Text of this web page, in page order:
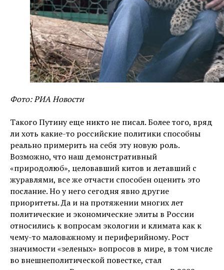
Фото: РИА Новости
Такого Путину еще никто не писал. Более того, вряд
ли хоть какие-то российские политики способны
реально примерить на себя эту новую роль.
Возможно, что наш демонстративный
«природолюб», целовавший китов и летавший с
журавлями, все же отчасти способен оценить это
послание. Но у него сегодня явно другие
приоритеты. Да и на протяжении многих лет
политические и экономические элиты в России
относились к вопросам экологии и климата как к
чему-то маловажному и периферийному. Рост
значимости «зеленых» вопросов в мире, в том числе
во внешнеполитической повестке, стал